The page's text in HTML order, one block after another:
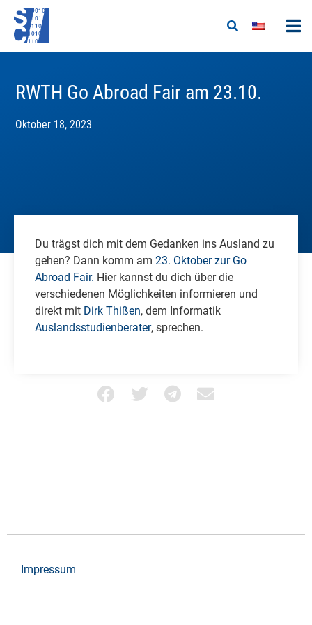
RWTH Go Abroad Fair am 23.10.
Oktober 18, 2023
Du trägst dich mit dem Gedanken ins Ausland zu
gehen? Dann komm am 23. Oktober zur Go
Abroad Fair. Hier kannst du dich über die
verschiedenen Möglichkeiten informieren und
direkt mit Dirk Thißen, dem Informatik
Auslandsstudienberater, sprechen.
Impressum